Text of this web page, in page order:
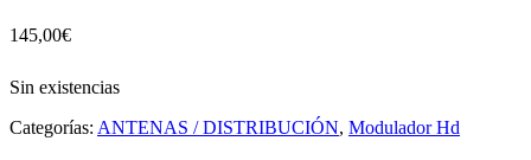
145,00€
Sin existencias
Categorías: ANTENAS / DISTRIBUCIÓN, Modulador Hd